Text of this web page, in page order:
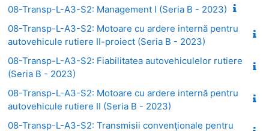
08-Transp-L-A3-S2: Management I (Seria B - 2023)
08-Transp-L-A3-S2: Motoare cu ardere internă pentru
autovehicule rutiere II-proiect (Seria B - 2023)
08-Transp-L-A3-S2: Fiabilitatea autovehiculelor rutiere
(Seria B - 2023)
08-Transp-L-A3-S2: Motoare cu ardere internă pentru
autovehicule rutiere II (Seria B - 2023)
08-Transp-L-A3-S2: Transmisii convenţionale pentru